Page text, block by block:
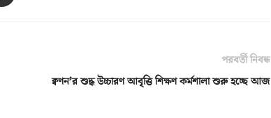
পরবর্তী নিবন্ধ
ক্বণন’র শুদ্ধ উচ্চারণ আবৃত্তি শিক্ষণ কর্মশালা শুরু হচ্ছে আজ